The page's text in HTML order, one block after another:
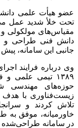
عضو هیأت علمی
تحت خلأ شدید عمل
مقیاس‌های مولکولی و
دانش فنی طراحی و
جانبی این سامانه،
وی درباره فرایند
حوزه‌های مهندسی
زیست‌فناوری با
تلاش کردند و
خاورمیانه، موفق
در سامانه